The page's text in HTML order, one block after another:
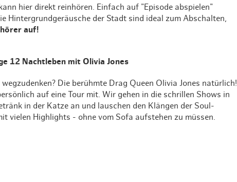
hier direkt reinhören. Einfach auf "Episode abspielen"
Hintergrundgeräusche der Stadt sind ideal zum Abschalten,
auf!
12 Nachtleben mit Olivia Jones
Die berühmte Drag Queen Olivia Jones natürlich!
auf eine Tour mit. Wir gehen in die schrillen Shows in
in der Katze an und lauschen den Klängen der Soul-
vielen Highlights - ohne vom Sofa aufstehen zu müssen.